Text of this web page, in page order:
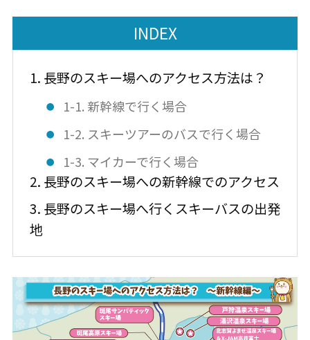
INDEX
1. 長野のスキー場へのアクセス方法は？
1-1. 新幹線で行く場合
1-2. スキーツアーのバスで行く場合
1-3. マイカーで行く場合
2. 長野のスキー場への新幹線でのアクセス
3. 長野のスキー場へ行くスキーバスの出発
地